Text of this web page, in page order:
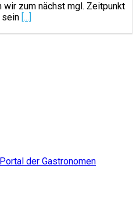
wir zum nächst mgl. Zeitpunkt
sein [...]
der Gastronomen